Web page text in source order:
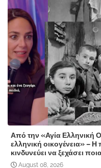
Από την «Αγία Ελληνική
ελληνική οικογένεια» –
κινδυνεύει να ξεχάσει
August 08, 2026